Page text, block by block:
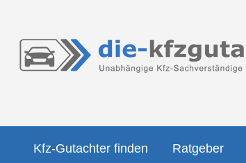
Kfz-Gutachter finden Ratgeber